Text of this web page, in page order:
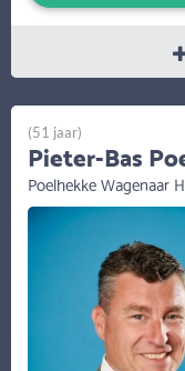
(51 jaar)
Pieter-Bas
Poelhekke Wagenaar